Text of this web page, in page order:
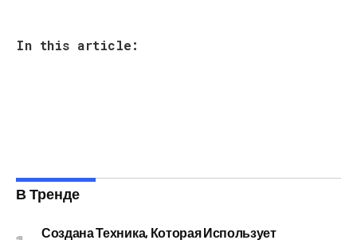
In this article:
В Тренде
Создана Техника, Которая Использует